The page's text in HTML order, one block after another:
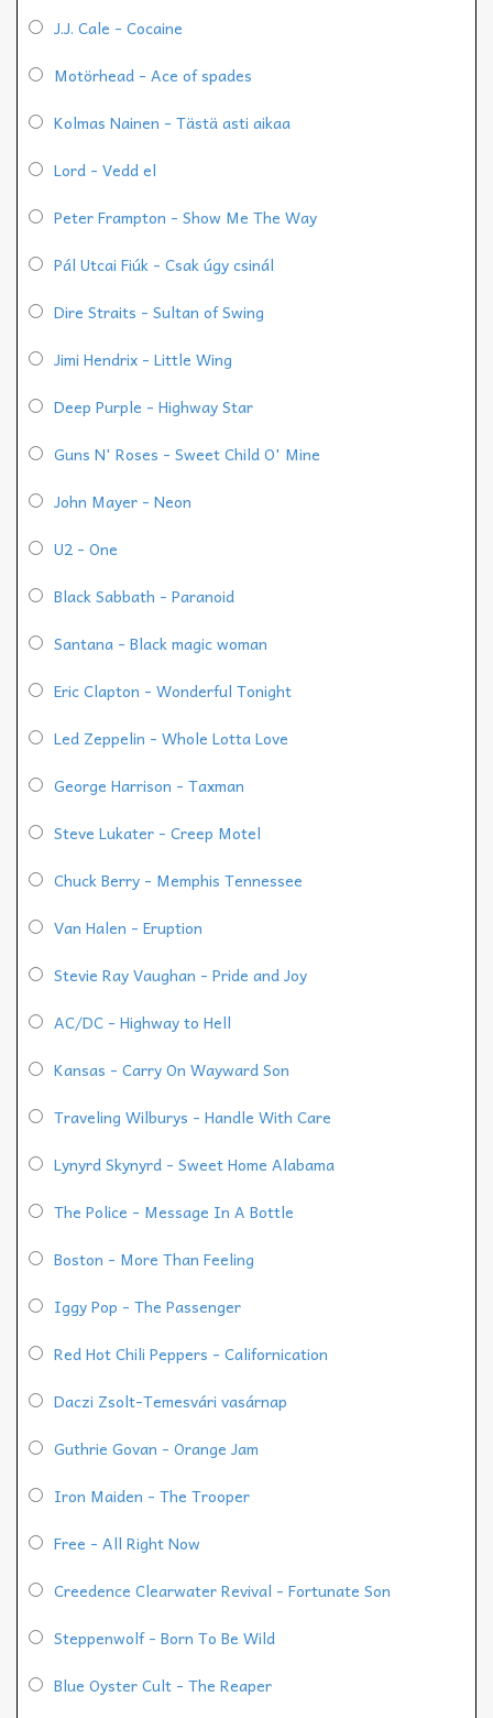
J.J. Cale - Cocaine
Motörhead - Ace of spades
Kolmas Nainen - Tästä asti aikaa
Lord - Vedd el
Peter Frampton - Show Me The Way
Pál Utcai Fiúk - Csak úgy csinál
Dire Straits - Sultan of Swing
Jimi Hendrix - Little Wing
Deep Purple - Highway Star
Guns N' Roses - Sweet Child O' Mine
John Mayer - Neon
U2 - One
Black Sabbath - Paranoid
Santana - Black magic woman
Eric Clapton - Wonderful Tonight
Led Zeppelin - Whole Lotta Love
George Harrison - Taxman
Steve Lukater - Creep Motel
Chuck Berry - Memphis Tennessee
Van Halen - Eruption
Stevie Ray Vaughan - Pride and Joy
AC/DC - Highway to Hell
Kansas - Carry On Wayward Son
Traveling Wilburys - Handle With Care
Lynyrd Skynyrd - Sweet Home Alabama
The Police - Message In A Bottle
Boston - More Than Feeling
Iggy Pop - The Passenger
Red Hot Chili Peppers - Californication
Daczi Zsolt-Temesvári vasárnap
Guthrie Govan - Orange Jam
Iron Maiden - The Trooper
Free - All Right Now
Creedence Clearwater Revival - Fortunate Son
Steppenwolf - Born To Be Wild
Blue Oyster Cult - The Reaper